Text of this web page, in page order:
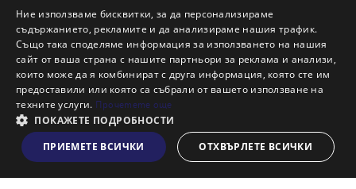
Виж на картата
Защо да отдам имот с Адрес?
Наши офиси
Кариери
Кои сме ние?
Франчайз
Блог
Искаш ли да получаваш актуална информация за пазара
на недвижими имоти?
Ние използваме бисквитки, за да персонализираме
съдържанието, рекламите и да анализираме нашия трафик.
Също така споделяме информация за използването на нашия
сайт от ваша страна с нашите партньори за реклама и анализи,
които може да я комбинират с друга информация, която сте им
предоставили или която са събрали от вашето използване на
техните услуги. Прочетете още
ПОКАЖЕТЕ ПОДРОБНОСТИ
ПРИЕМЕТЕ ВСИЧКИ
ОТХВЪРЛЕТЕ ВСИЧКИ